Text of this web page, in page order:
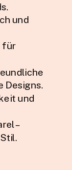
und
für
Designs.
und
–